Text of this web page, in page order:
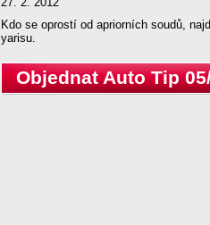
Kdo se oprostí od apriorních soudů,
yarisu.
Objednat Auto Tip